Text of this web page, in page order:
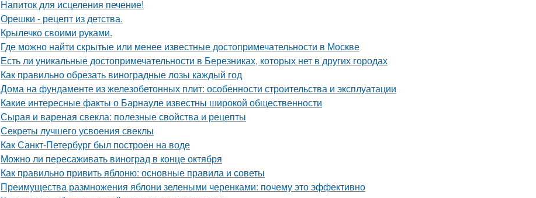
Напиток для исцеления печение!
Орешки - рецепт из детства.
Крылечко своими руками.
Где можно найти скрытые или менее известные достопримечательности в Москве
Есть ли уникальные достопримечательности в Березниках, которых нет в других городах
Как правильно обрезать виноградные лозы каждый год
Дома на фундаменте из железобетонных плит: особенности строительства и эксплуатации
Какие интересные факты о Барнауле известны широкой общественности
Сырая и вареная свекла: полезные свойства и рецепты
Секреты лучшего усвоения свеклы
Как Санкт-Петербург был построен на воде
Можно ли пересаживать виноград в конце октября
Как правильно привить яблоню: основные правила и советы
Преимущества размножения яблони зелеными черенками: почему это эффективно